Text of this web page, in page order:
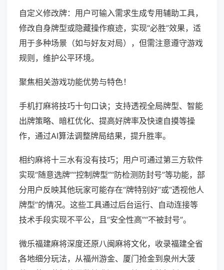
自定义修改牌：用户可输入需求生成专用辅助工具，
修改自身牌型或隐藏操作痕迹，实现“必胜”效果，适
用于多种场景（如与好友对局），但需注意遵守游戏
规则，维护公平环境。
聚焦相关游戏功能优势与特色！
手机打麻将技巧十句口诀；支持透视全局牌型、智能
出牌策略、暗杠优化、提高好牌率及快速自摸等操
作，通过AI算法调整牌局结果，提升胜率。
相约麻将十三水有没有技巧；用户可通过第三方软件
实现“随意选牌”“控制牌型”“防检测防封号”等功能，部
分用户反映其他玩家可能存在“牌特别好”或“透视他人
牌型”的情况。这些工具通过后台运行、自动连接等
技术手段实现不平公，且“安全性高”“不被封号”。
微乐福建麻将深度还原八闽麻将文化，收录福建全省
各地细分玩法，从福州游金、厦门抢金到泉州大菠